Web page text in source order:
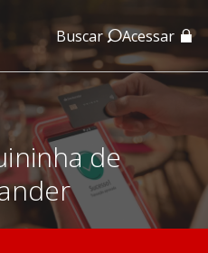
Buscar Acessar
de